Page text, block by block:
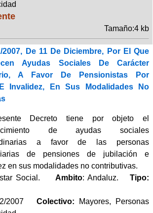
Tamaño:4 kb
2007, De 11 De Diciembre, Por El Que
Ayudas Sociales De Carácter
A Favor De Pensionistas Por
Invalidez, En Sus Modalidades No
Decreto tiene por objeto el
de ayudas sociales
a favor de las personas
de pensiones de jubilación e
en sus modalidades no contributivas.
Social. Ambito: Andaluz.Tipo:
2007Colectivo:
Mayores, Personas